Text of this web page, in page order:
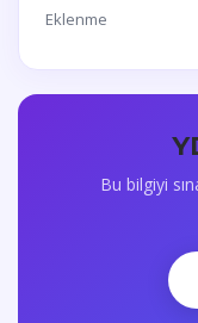
Eklenme
Bu bilgiyi